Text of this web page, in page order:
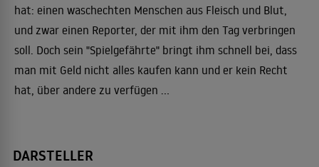
hat: einen waschechten Menschen aus Fleisch und Blut,
und zwar einen Reporter, der mit ihm den Tag verbringen
soll. Doch sein "Spielgefährte" bringt ihm schnell bei, dass
man mit Geld nicht alles kaufen kann und er kein Recht
hat, über andere zu verfügen ...
DARSTELLER